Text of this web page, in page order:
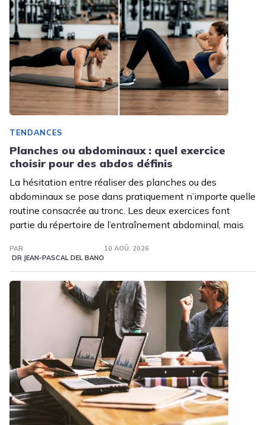
TENDANCES
Planches ou abdominaux : quel exercice
choisir pour des abdos définis
La hésitation entre réaliser des planches ou des
abdominaux se pose dans pratiquement n’importe quelle
routine consacrée au tronc. Les deux exercices font
partie du répertoire de l’entraînement abdominal, mais
PAR
DR JEAN-PASCAL DEL BANO
10 AOÛ. 2026